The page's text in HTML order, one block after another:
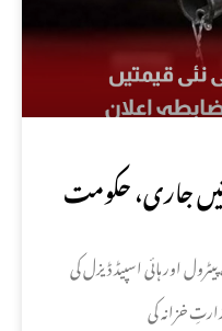
جاری، حکومت
اور ہائی اسپیڈ ڈیزل کی
خزانہ کی